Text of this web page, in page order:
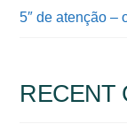
5″ de atenção –
RECENT